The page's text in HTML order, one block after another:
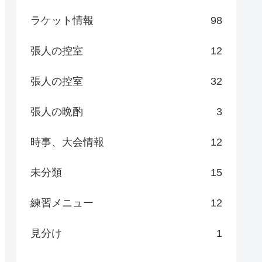
ラケット情報 98
張人の控室 12
張人の控室 32
張人の晩酌 3
時事、大会情報 12
未分類 15
練習メニュー 12
見分け 1